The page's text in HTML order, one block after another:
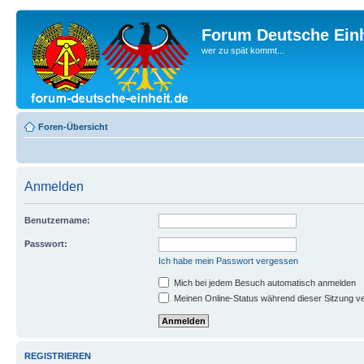
Forum Deutsche
wer zu spät kommt...
Foren-Übersicht
Anmelden
Benutzername:
Passwort:
Ich habe mein Passwort vergessen
Mich bei jedem Besuch automatisch anmelden
Meinen Online-Status während dieser Sitzung
REGISTRIEREN